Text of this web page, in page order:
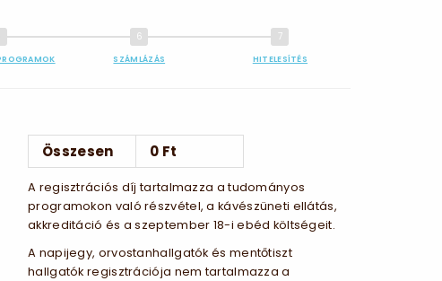
SZÁMLÁZÁS HITELESÍTÉS
Összesen 0 Ft
A regisztrációs díj tartalmazza a tudományos
programokon való részvétel, a kávészüneti ellátás,
akkreditáció és a szeptember 18-i ebéd költségeit.
A napijegy, orvostanhallgatók és mentőtiszt
hallgatók regisztrációja nem tartalmazza a